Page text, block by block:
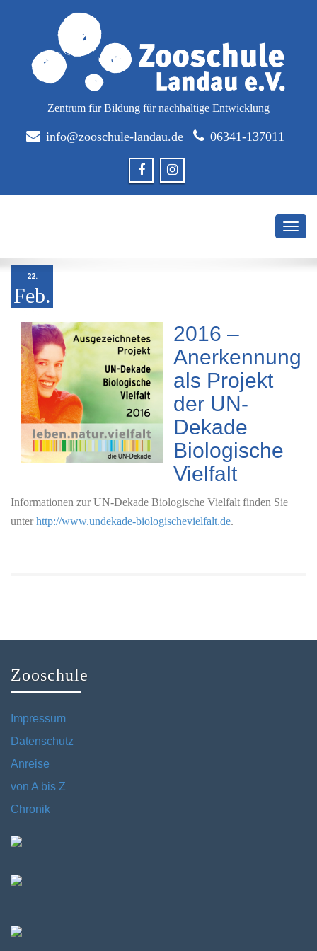
Zentrum für Bildung für nachhaltige Entwicklung
info@zooschule-landau.de 06341-137011
Toggle
22.
Feb.
2016 –
Anerkennung
als Projekt
der UN-
Dekade
Biologische
Vielfalt
Informationen zur UN-Dekade Biologische Vielfalt finden Sie
unterhttp://www.undekade-biologischevielfalt.de.
Zooschule
Impressum
Datenschutz
Anreise
von A bis Z
Chronik